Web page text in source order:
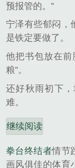
预报管的。”
宁泽有些郁闷，
是铁定要做了。
他把书包放在前
粮”。
还好秋雨初下
难。
继续阅读
拳台终结者情节
画风俱佳的体育